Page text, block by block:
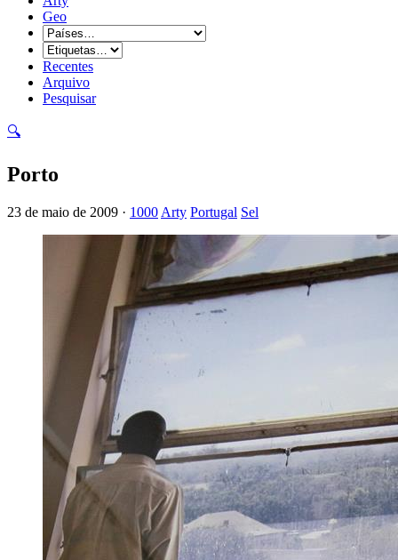
Geo
Recentes
Arquivo
Pesquisar
🔍
Porto
23 de maio de 2009 · 1000 Arty Portugal Sel